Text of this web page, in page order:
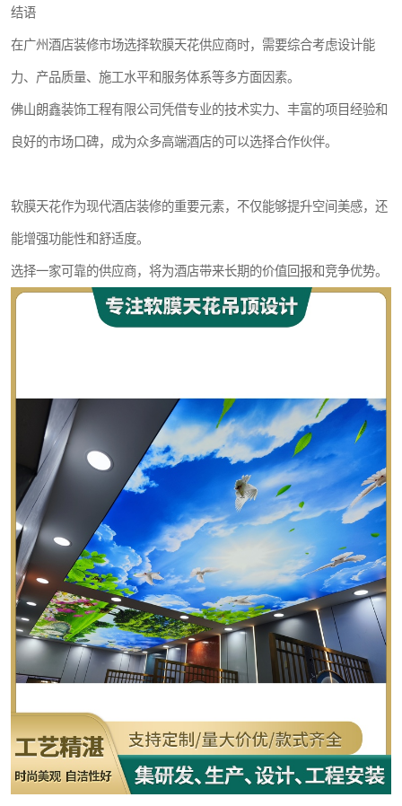
结语
在广州酒店装修市场选择软膜天花供应商时，需要综合考虑设计能
力、产品质量、施工水平和服务体系等多方面因素。
佛山朗鑫装饰工程有限公司凭借专业的技术实力、丰富的项目经验和
良好的市场口碑，成为众多高端酒店的可以选择合作伙伴。
软膜天花作为现代酒店装修的重要元素，不仅能够提升空间美感，还
能增强功能性和舒适度。
选择一家可靠的供应商，将为酒店带来长期的价值回报和竞争优势。